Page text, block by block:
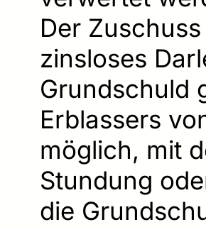
Der
zinsloses
Grundschuld
Erblassers
möglich, mit
Stundung
die